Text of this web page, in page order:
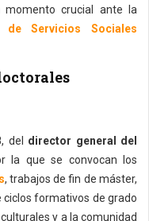
momento crucial ante la
Servicios Sociales
del director general del
la que se convocan los
, trabajos de fin de máster,
formativos de grado
y a la comunidad